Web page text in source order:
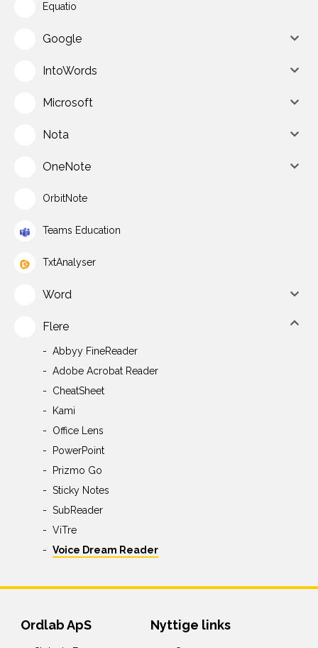
Equatio
Google
IntoWords
Microsoft
Nota
OneNote
OrbitNote
Teams Education
TxtAnalyser
Word
Flere
Abbyy FineReader
Adobe Acrobat Reader
CheatSheet
Kami
Office Lens
PowerPoint
Prizmo Go
Sticky Notes
SubReader
ViTre
Voice Dream Reader
Ordlab ApS Nyttige links